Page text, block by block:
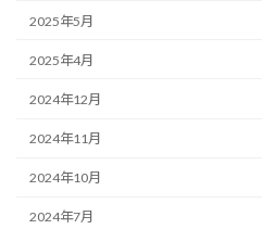
2025年5月
2025年4月
2024年12月
2024年11月
2024年10月
2024年7月